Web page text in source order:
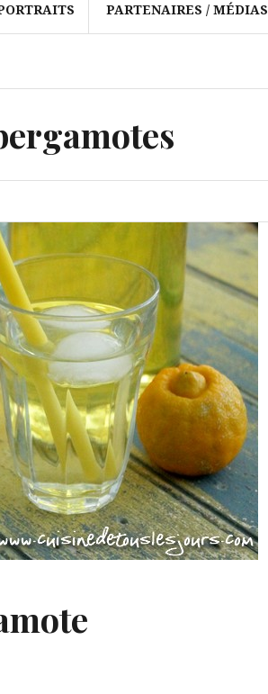
PARTENAIRES / MÉDIAS